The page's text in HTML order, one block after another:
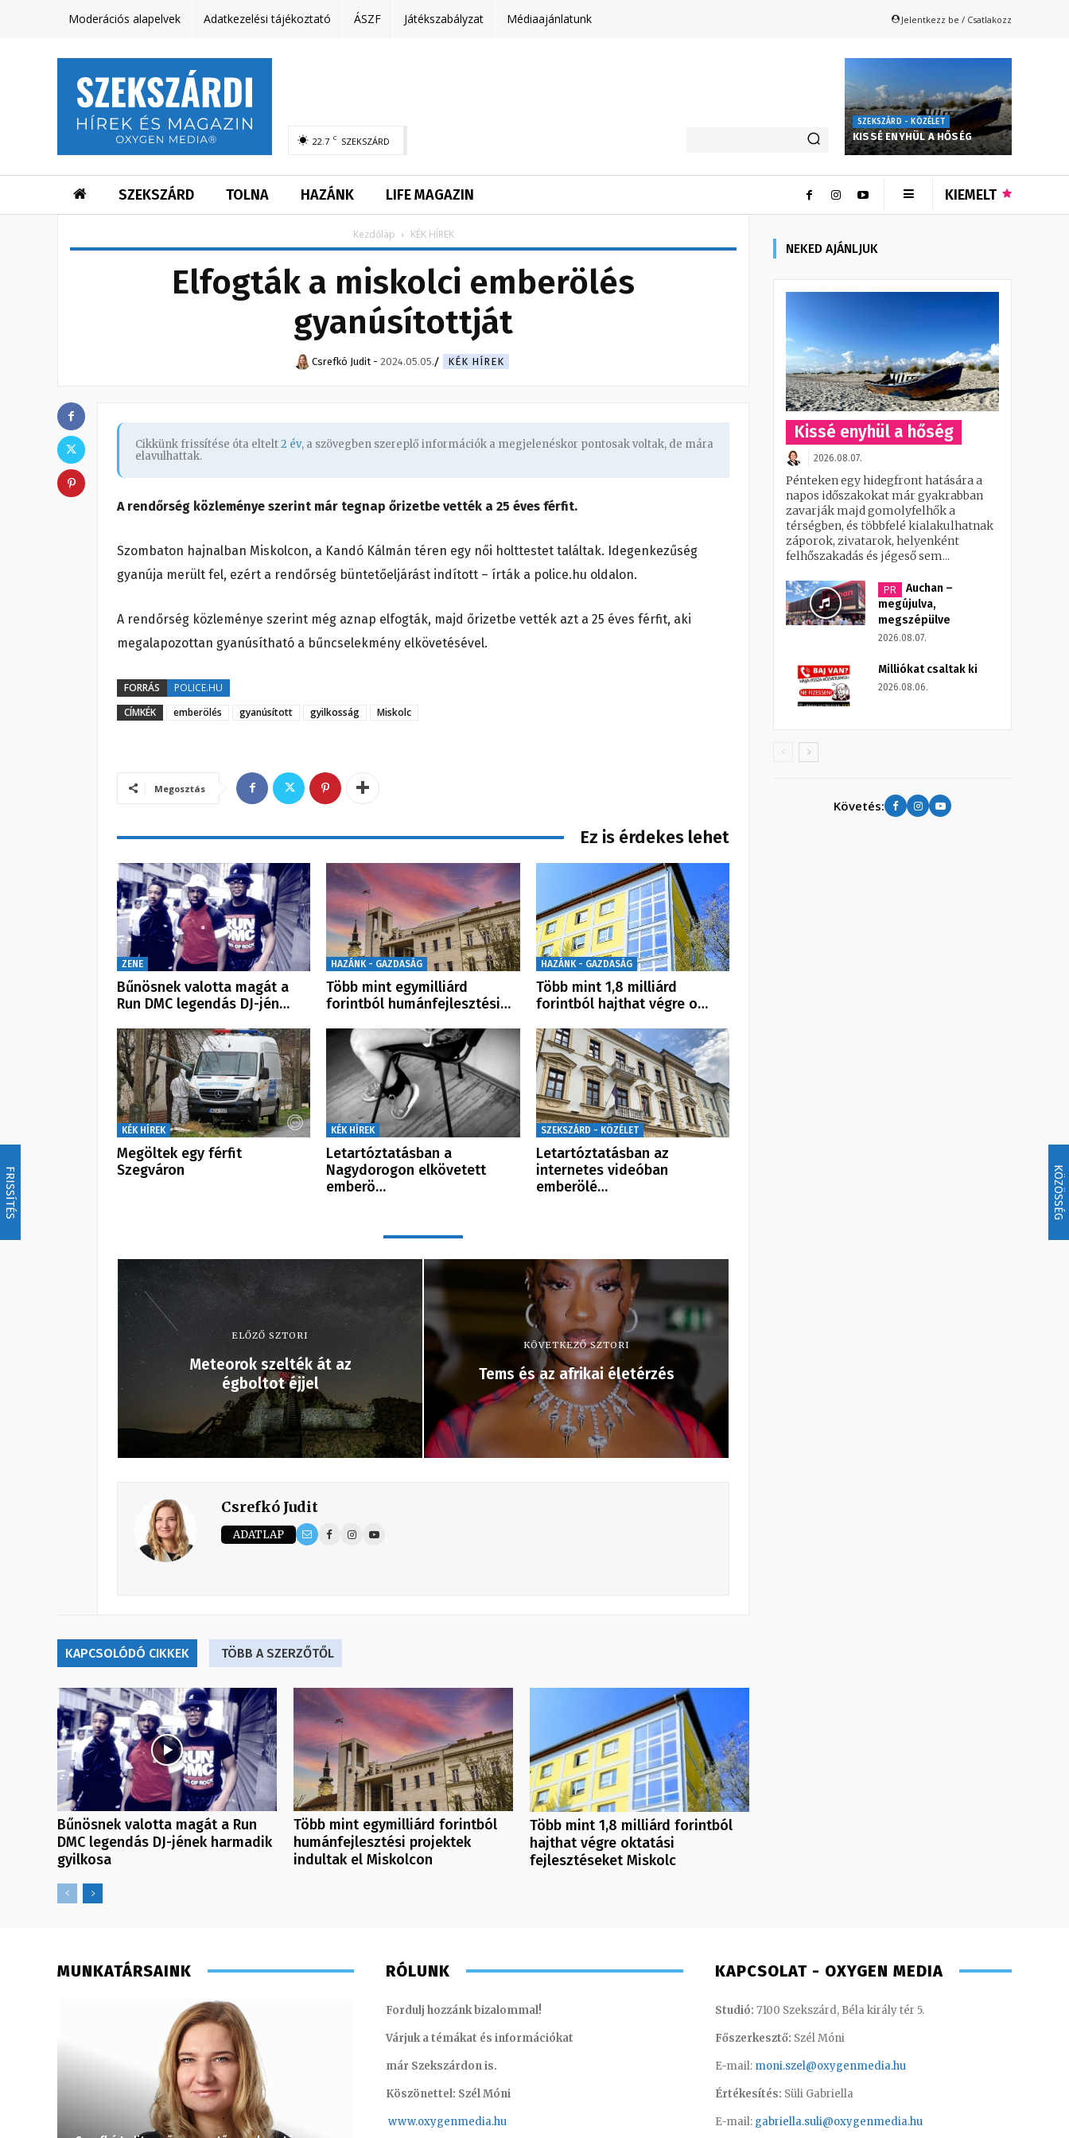
FRISSÍTÉS KÖZÖSSÉG
Moderációs alapelvek Adatkezelési tájékoztató ÁSZF Játékszabályzat Médiaajánlatunk Jelentkezz be / Csatlakozz
22.7 C SZEKSZÁRD
SZEKSZÁRD - KÖZÉLET
KISSÉ ENYHÜL A HŐSÉG
SZEKSZÁRD TOLNA HAZÁNK LIFE MAGAZIN KIEMELT
Kezdőlap KÉK HÍREK
Elfogták a miskolci emberölés
gyanúsítottját
Csrefkó Judit - 2024.05.05. KÉK HÍREK
Cikkünk frissítése óta eltelt2 év, a szövegben szereplő információk a megjelenéskor pontosak voltak, de mára
elavulhattak.
A rendőrség közleménye szerint már tegnap őrizetbe vették a 25 éves férfit.
Szombaton hajnalban Miskolcon, a Kandó Kálmán téren egy női holttestet találtak. Idegenkezűség
gyanúja merült fel, ezért a rendőrség büntetőeljárást indított – írták a police.hu oldalon.
A rendőrség közleménye szerint még aznap elfogták, majd őrizetbe vették azt a 25 éves férfit, aki
megalapozottan gyanúsítható a bűncselekmény elkövetésével.
FORRÁS
POLICE.HU
CÍMKÉK
emberölés gyanúsított gyilkosság Miskolc
Megosztás
Ez is érdekes lehet
ZENE
Bűnösnek valotta magát a
Run DMC legendás DJ-jén…
HAZÁNK - GAZDASÁG
Több mint egymilliárd
forintból humánfejlesztési…
HAZÁNK - GAZDASÁG
Több mint 1,8 milliárd
forintból hajthat végre o…
KÉK HÍREK
Megöltek egy férfit
Szegváron
KÉK HÍREK
Letartóztatásban a
Nagydorogon elkövetett
emberö…
SZEKSZÁRD - KÖZÉLET
Letartóztatásban az
internetes videóban
emberölé…
ELŐZŐ SZTORI
Meteorok szelték át az
égboltot éjjel
KÖVETKEZŐ SZTORI
Tems és az afrikai életérzés
Csrefkó Judit
ADATLAP
KAPCSOLÓDÓ CIKKEK TÖBB A SZERZŐTŐL
Bűnösnek valotta magát a Run
DMC legendás DJ-jének harmadik
gyilkosa
Több mint egymilliárd forintból
humánfejlesztési projektek
indultak el Miskolcon
Több mint 1,8 milliárd forintból
hajthat végre oktatási
fejlesztéseket Miskolc
NEKED AJÁNLJUK
Kissé enyhül a hőség
2026.08.07.
Pénteken egy hidegfront hatására a
napos időszakokat már gyakrabban
zavarják majd gomolyfelhők a
térségben, és többfelé kialakulhatnak
záporok, zivatarok, helyenként
felhőszakadás és jégeső sem...
PR
Auchan –
megújulva,
megszépülve
2026.08.07.
Milliókat csaltak ki
2026.08.06.
Követés:
MUNKATÁRSAINK RÓLUNK
Fordulj hozzánk bizalommal!
Várjuk a témákat és információkat
már Szekszárdon is.
Köszönettel: Szél Móni
www.oxygenmedia.hu
KAPCSOLAT - OXYGEN MEDIA
Studió: 7100 Szekszárd, Béla király tér 5.
Főszerkesztő: Szél Móni
E-mail: moni.szel@oxygenmedia.hu
Értékesítés: Süli Gabriella
E-mail: gabriella.suli@oxygenmedia.hu